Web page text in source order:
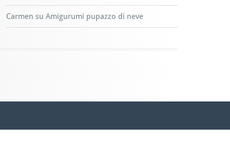
Carmen su Amigurumi pupazzo di neve